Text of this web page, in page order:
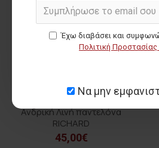
Έχω διαβάσει και
Πολιτική
Να μην
Ανδρική Λινή παντελόνα
RICHARD
45,00€